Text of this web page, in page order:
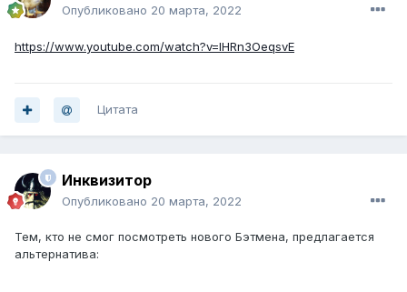
Опубликовано 20 марта, 2022
https://www.youtube.com/watch?v=IHRn3OeqsvE
Цитата
Инквизитор
Опубликовано 20 марта, 2022
Тем, кто не смог посмотреть нового Бэтмена, предлагается
альтернатива: